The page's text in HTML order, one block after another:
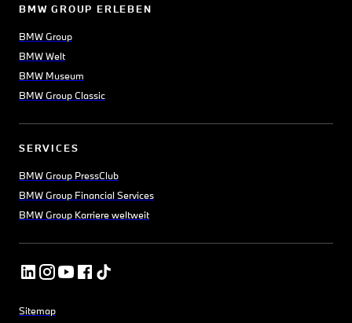
BMW GROUP ERLEBEN
BMW Group
BMW Welt
BMW Museum
BMW Group Classic
SERVICES
BMW Group PressClub
BMW Group Financial Services
BMW Group Karriere weltweit
Sitemap